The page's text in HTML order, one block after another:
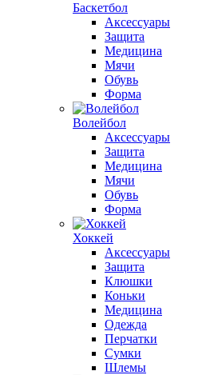
Баскетбол
Аксессуары
Защита
Медицина
Мячи
Обувь
Форма
Волейбол
Аксессуары
Защита
Медицина
Мячи
Обувь
Форма
Хоккей
Аксессуары
Защита
Клюшки
Коньки
Медицина
Одежда
Перчатки
Сумки
Шлемы